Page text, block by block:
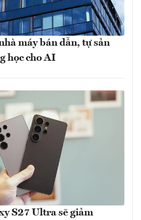
máy bán dẫn, tự sản
học cho AI
S27 Ultra sẽ giảm